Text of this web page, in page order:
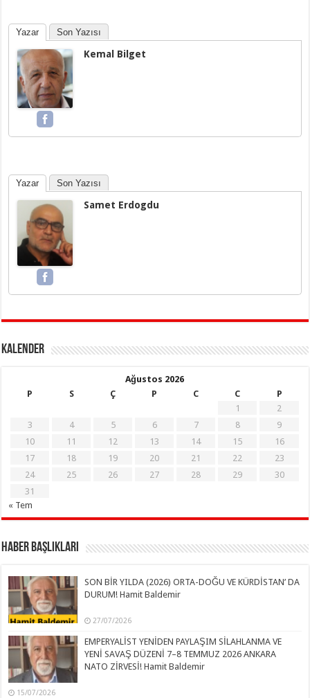
Yazar Son Yazısı
Kemal Bilget
Yazar Son Yazısı
Samet Erdogdu
KALENDER
Ağustos 2026
P
S Ç P C C
P
1
2
3
4 5 6 7 8
9
10
11 12 13 14 15
16
17
18 19 20 21 22
23
24
25 26 27 28 29
30
31
« Tem
Haber Başlıkları
SON BİR YILDA (2026) ORTA-DOĞU VE KÜRDİSTAN’ DA
DURUM! Hamit Baldemir
27/07/2026
EMPERYALİST YENİDEN PAYLAŞIM SİLAHLANMA VE
YENİ SAVAŞ DÜZENİ 7–8 TEMMUZ 2026 ANKARA
NATO ZİRVESİ! Hamit Baldemir
15/07/2026